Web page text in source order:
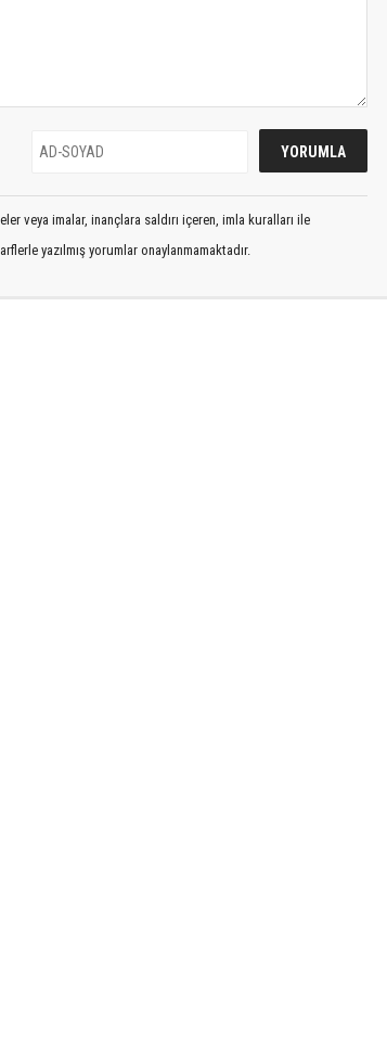
veya imalar, inançlara saldırı içeren, imla kuralları ile
yazılmış yorumlar onaylanmamaktadır.